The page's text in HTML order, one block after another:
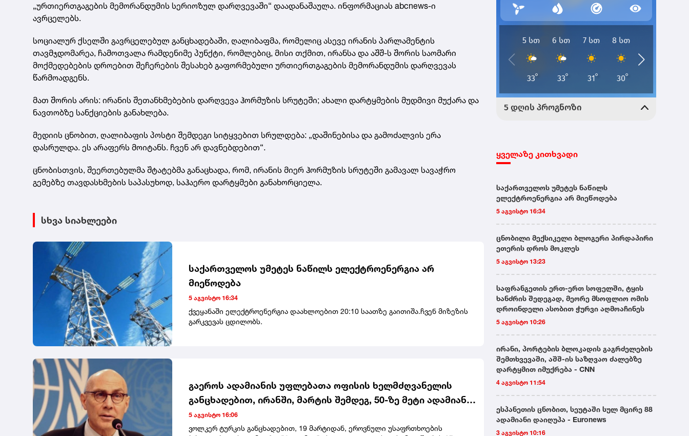
„ურთიერთგაგების მემორანდუმის სერიოზულ დარღვევაში“ დაადანაშაულა. ინფორმაციას abcnews-ი
ავრცელებს.
სოციალურ ქსელში გავრცელებულ განცხადებაში, ღალიბაფმა, რომელიც ასევე ირანის პარლამენტის
თავმჯდომარეა, ჩამოთვალა რამდენიმე პუნქტი, რომლებიც, მისი თქმით, ირანსა და აშშ-ს შორის საომარი
მოქმედებების დროებით შეჩერების შესახებ გაფორმებული ურთიერთგაგების მემორანდუმის დარღვევას
წარმოადგენს.
მათ შორის არის: ირანის შეთანხმებების დარღვევა ჰორმუზის სრუტეში; ახალი დარტყმების მუდმივი მუქარა და
ნავთობზე სანქციების განახლება.
მედიის ცნობით, ღალიბაფის პოსტი შემდეგი სიტყვებით სრულდება: „დაშინებისა და გამოძალვის ერა
დასრულდა. ეს არაფერს მოიტანს. ჩვენ არ დავნებდებით“.
ცნობისთვის, შეერთებულმა შტატებმა განაცხადა, რომ, ირანის მიერ ჰორმუზის სრუტეში გამავალ სავაჭრო
გემებზე თავდასხმების საპასუხოდ, საჰაერო დარტყმები განახორციელა.
სხვა სიახლეები
საქართველოს უმეტეს ნაწილს ელექტროენერგია არ
მიეწოდება
5 აგვისტო 16:34
ქვეყანაში ელექტროენერგია დაახლოებით 20:10 საათზე გაითიშა.ჩვენ მიზეზის
გარკვევას ცდილობს.
გაეროს ადამიანის უფლებათა ოფისის ხელმძღვანელის
განცხადებით, ირანში, მარტის შემდეგ, 50-ზე მეტი ადამიანი
დასაჯეს სიკვდილით
5 აგვისტო 16:06
ვოლკერ ტურკის განცხადებით, 19 მარტიდან, ეროვნული უსაფრთხოების
ყველაზე კითხვადი
საქართველოს უმეტეს ნაწილს
ელექტროენერგია არ მიეწოდება
5 აგვისტო 16:34
ცნობილი მექსიკელი ბლოგერი პირდაპირი
ეთერის დროს მოკლეს
5 აგვისტო 13:23
საფრანგეთის ერთ-ერთ სოფელში, ტყის
ხანძრის შედეგად, მეორე მსოფლიო ომის
დროინდელი ასობით ჭურვი აღმოაჩინეს
5 აგვისტო 10:26
ირანი, პორტების ბლოკადის გაგრძელების
შემთხვევაში, აშშ-ის საზღვაო ძალებზე
დარტყმით იმუქრება - CNN
4 აგვისტო 11:54
ესპანეთის ცნობით, სეუტაში სულ მცირე 88
ადამიანი დაიღუპა - Euronews
3 აგვისტო 10:16